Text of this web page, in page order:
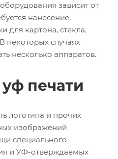
зависит от
нанесение.
для картона, стекла,
некоторых случаях
несколько аппаратов.
печати
логотипа и прочих
изображений
специального
и УФ-отверждаемых